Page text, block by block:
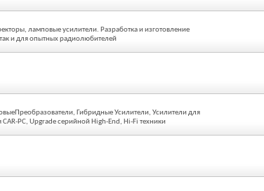
ламповые усилители. Разработка и изготовление
и для опытных радиолюбителей
Гибридные Усилители, Усилители для
PC, Upgrade серийной High-End, Hi-Fi техники